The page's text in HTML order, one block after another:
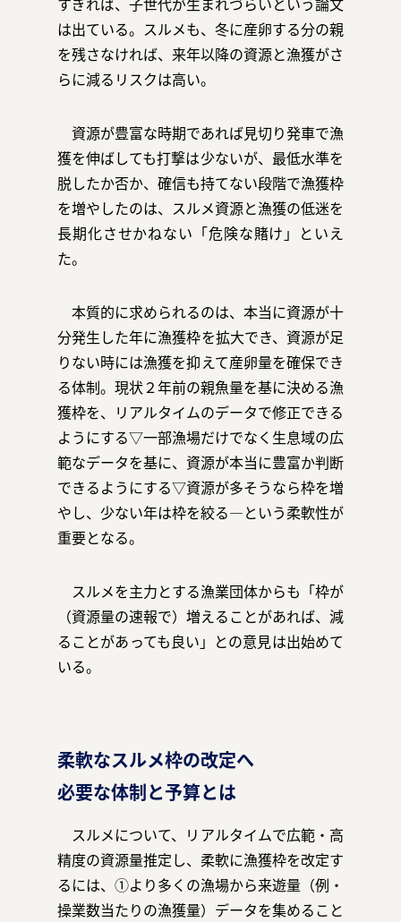
すぎれば、子世代が生まれづらいという論文
は出ている。スルメも、冬に産卵する分の親
を残さなければ、来年以降の資源と漁獲がさ
らに減るリスクは高い。
資源が豊富な時期であれば見切り発車で漁
獲を伸ばしても打撃は少ないが、最低水準を
脱したか否か、確信も持てない段階で漁獲枠
を増やしたのは、スルメ資源と漁獲の低迷を
長期化させかねない「危険な賭け」といえ
た。
本質的に求められるのは、本当に資源が十
分発生した年に漁獲枠を拡大でき、資源が足
りない時には漁獲を抑えて産卵量を確保でき
る体制。現状２年前の親魚量を基に決める漁
獲枠を、リアルタイムのデータで修正できる
ようにする▽一部漁場だけでなく生息域の広
範なデータを基に、資源が本当に豊富か判断
できるようにする▽資源が多そうなら枠を増
やし、少ない年は枠を絞る―という柔軟性が
重要となる。
スルメを主力とする漁業団体からも「枠が
（資源量の速報で）増えることがあれば、減
ることがあっても良い」との意見は出始めて
いる。
柔軟なスルメ枠の改定へ
必要な体制と予算とは
スルメについて、リアルタイムで広範・高
精度の資源量推定し、柔軟に漁獲枠を改定す
るには、①より多くの漁場から来遊量（例・
操業数当たりの漁獲量）データを集めること